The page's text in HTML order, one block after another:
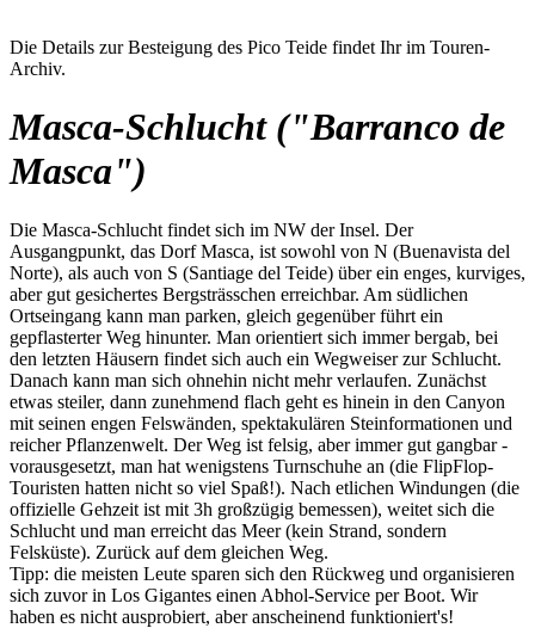
Die Details zur Besteigung des Pico Teide findet Ihr im Touren-
Archiv.
Masca-Schlucht ("Barranco de
Masca")
Die Masca-Schlucht findet sich im NW der Insel. Der
Ausgangpunkt, das Dorf Masca, ist sowohl von N (Buenavista del
Norte), als auch von S (Santiage del Teide) über ein enges, kurviges,
aber gut gesichertes Bergsträsschen erreichbar. Am südlichen
Ortseingang kann man parken, gleich gegenüber führt ein
gepflasterter Weg hinunter. Man orientiert sich immer bergab, bei
den letzten Häusern findet sich auch ein Wegweiser zur Schlucht.
Danach kann man sich ohnehin nicht mehr verlaufen. Zunächst
etwas steiler, dann zunehmend flach geht es hinein in den Canyon
mit seinen engen Felswänden, spektakulären Steinformationen und
reicher Pflanzenwelt. Der Weg ist felsig, aber immer gut gangbar -
vorausgesetzt, man hat wenigstens Turnschuhe an (die FlipFlop-
Touristen hatten nicht so viel Spaß!). Nach etlichen Windungen (die
offizielle Gehzeit ist mit 3h großzügig bemessen), weitet sich die
Schlucht und man erreicht das Meer (kein Strand, sondern
Felsküste). Zurück auf dem gleichen Weg.
Tipp: die meisten Leute sparen sich den Rückweg und organisieren
sich zuvor in Los Gigantes einen Abhol-Service per Boot. Wir
haben es nicht ausprobiert, aber anscheinend funktioniert's!